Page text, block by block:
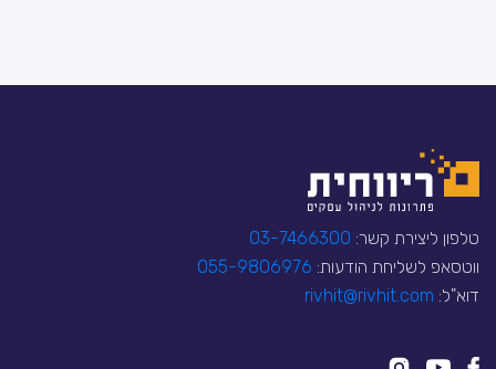
טלפון ליצירת קשר: 03-7466300
ווטסאפ לשליחת הודעות: 055-9806976
דוא"ל: rivhit@rivhit.com